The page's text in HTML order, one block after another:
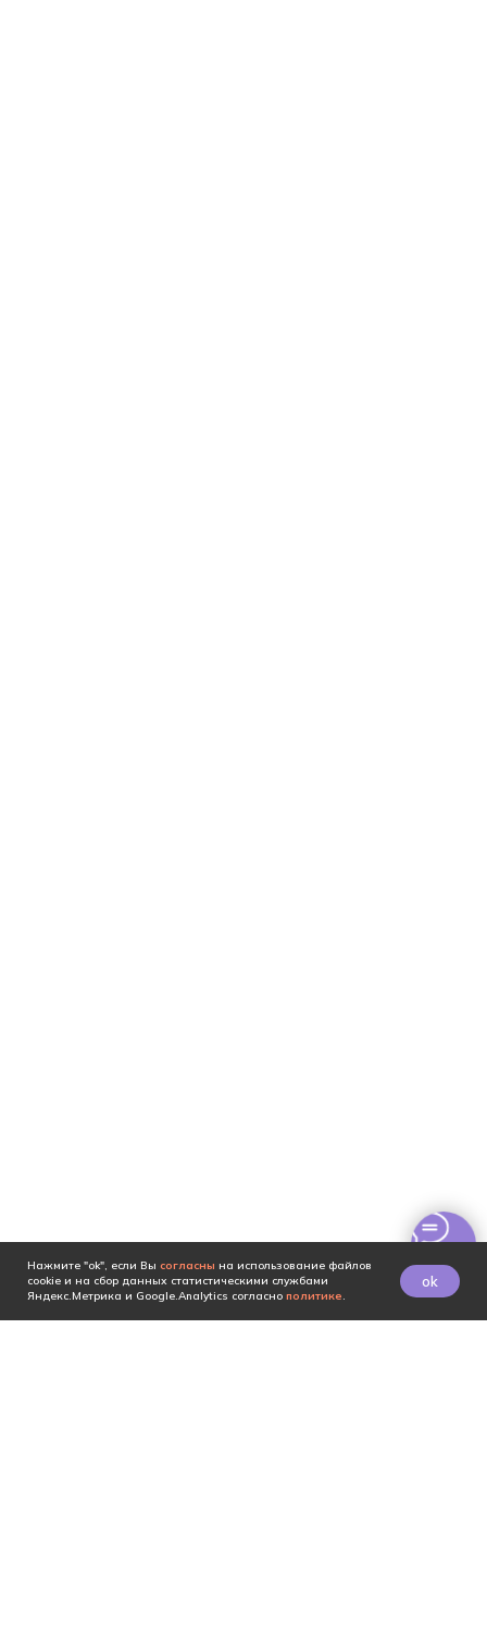
Нажмите "ok", если Вы согласны на использование файлов
cookie и на сбор данных статистическими службами
Яндекс.Метрика и Google.Analytics согласно политике.
ok